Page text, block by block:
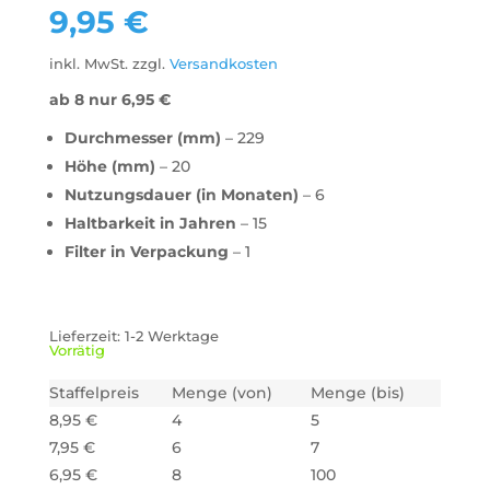
9,95 €
inkl. MwSt. zzgl. Versandkosten
ab 8 nur 6,95 €
Durchmesser (mm) – 229
Höhe (mm) – 20
Nutzungsdauer (in Monaten) – 6
Haltbarkeit in Jahren – 15
Filter in Verpackung – 1
Lieferzeit: 1-2 Werktage
Vorrätig
Staffelpreis Menge (von)
Menge (bis)
8,95 € 4
5
7,95 € 6
7
6,95 € 8
100